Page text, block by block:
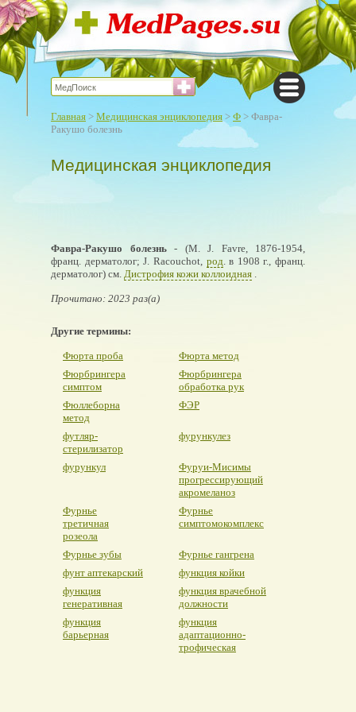
Главная > Медицинская энциклопедия > Ф > Фавра-
Ракушо болезнь
Медицинская энциклопедия
Фавра-Ракушо болезнь- (М. J. Favre, 1876-1954,
франц. дерматолог; J. Racouchot, род. в 1908 г., франц.
дерматолог) см. Дистрофия кожи коллоидная .
Прочитано: 2023 раз(а)
Другие термины:
Фюрта проба
Фюрта метод
Фюрбрингера
симптом
Фюрбрингера
обработка рук
Фюллеборна
метод
ФЭР
футляр-
стерилизатор
фурункулез
фурункул
Фуруи-Мисимы
прогрессирующий
акромеланоз
Фурнье
третичная
розеола
Фурнье
симптомокомплекс
Фурнье зубы
Фурнье гангрена
фунт аптекарский
функция койки
функция
генеративная
функция врачебной
должности
функция
барьерная
функция
адаптационно-
трофическая